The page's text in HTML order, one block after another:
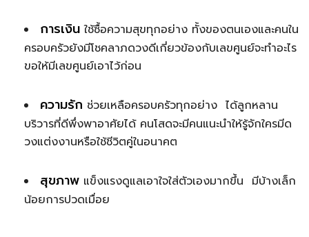
การเงินใช้ซื้อความสุขทุกอย่าง ทั้งของตนเองและคนใน
ครอบครัวยังมีโชคลาภดวงดีเกี่ยวข้องกับเลขศูนย์จะทำอะไร
ขอให้มีเลขศูนย์เอาไว้ก่อน
ความรัก ช่วยเหลือครอบครัวทุกอย่าง ได้ลูกหลาน
บริวารที่ดีพึ่งพาอาศัยได้ คนโสดจะมีคนแนะนำให้รู้จักใครมีด
วงแต่งงานหรือใช้ชีวิตคู่ในอนาคต
สุขภาพ แข็งแรงดูแลเอาใจใส่ตัวเองมากขึ้น มีบ้างเล็ก
น้อยการปวดเมื่อย